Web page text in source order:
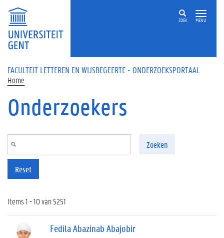
Overslaan en naar de inhoud gaan
ZOEK MENU
FACULTEIT LETTEREN EN WIJSBEGEERTE - ONDERZOEKSPORTAAL
Home
Onderzoekers
Zoeken
Reset
Items 1 - 10 van 5251
Fedila Abazinab Abajobir